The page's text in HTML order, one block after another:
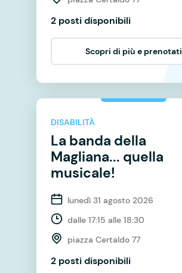
2 posti disponibili
Scopri di più e prenotati
DISABILITÀ
La banda della
Magliana... quella
musicale!
lunedì 31 agosto 2026
dalle 17:15 alle 18:30
piazza Certaldo 77
2 posti disponibili